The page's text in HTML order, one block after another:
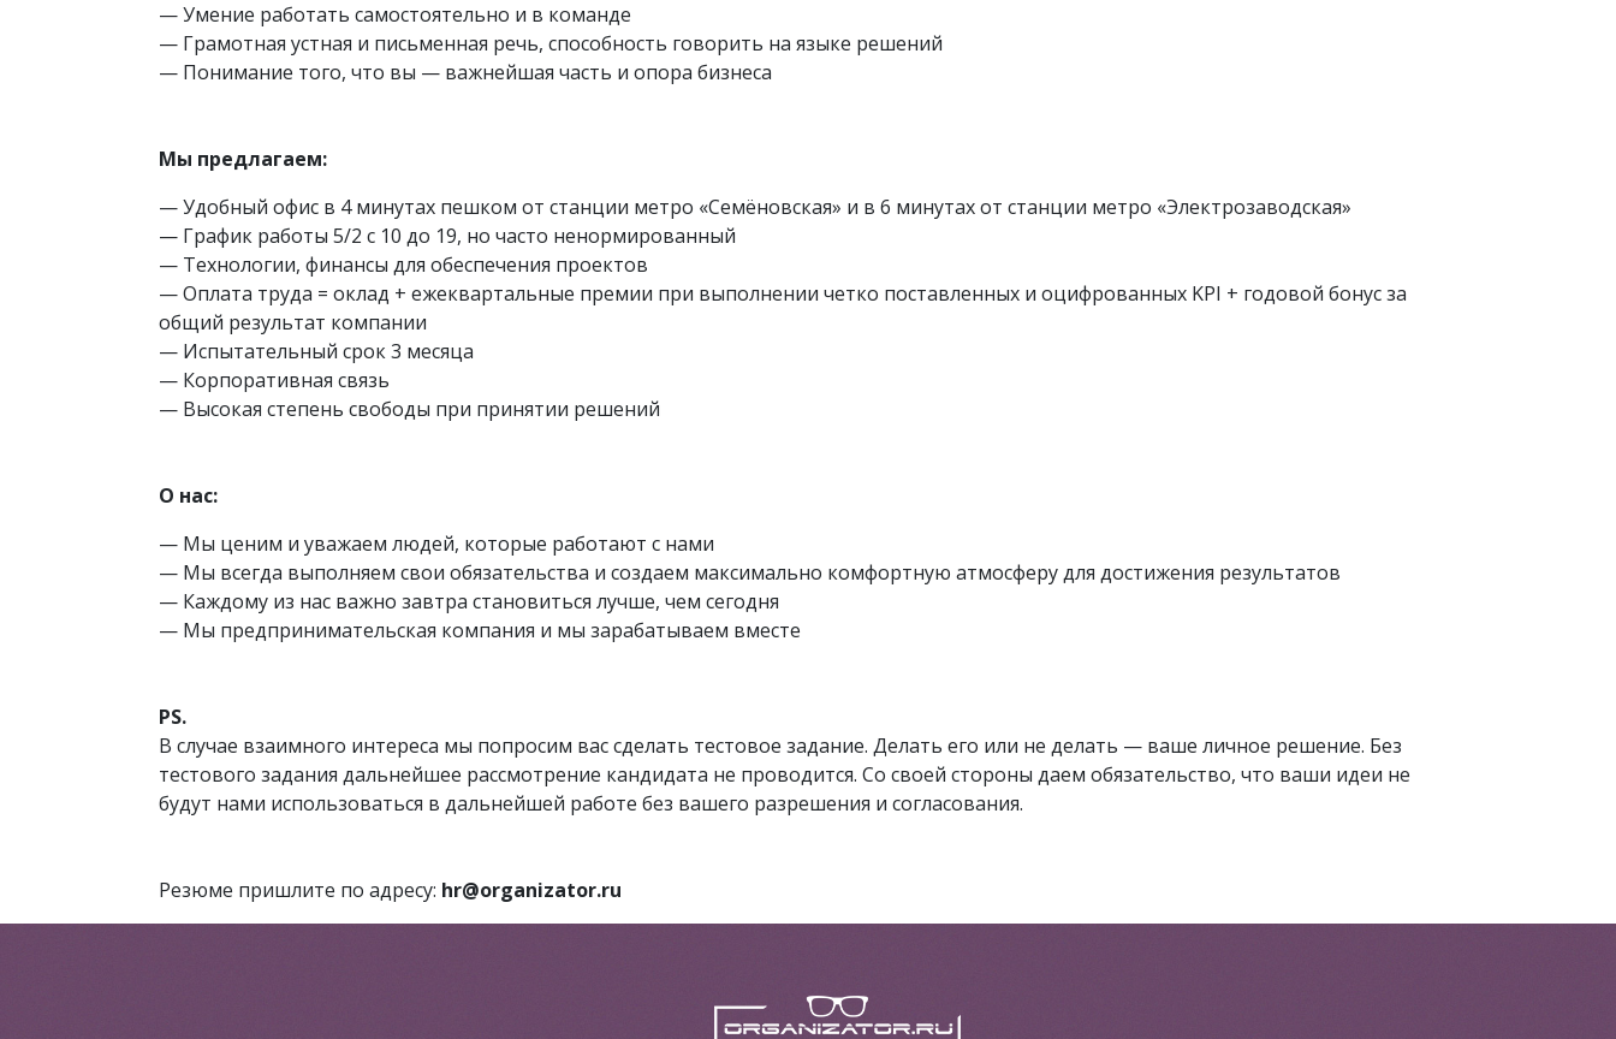
— Умение работать самостоятельно и в команде
— Грамотная устная и письменная речь, способность говорить на языке решений
— Понимание того, что вы — важнейшая часть и опора бизнеса
Мы предлагаем:
— Удобный офис в 4 минутах пешком от станции метро «Семёновская» и в 6 минутах от станции метро «Электрозаводская»
— График работы 5/2 с 10 до 19, но часто ненормированный
— Технологии, финансы для обеспечения проектов
— Оплата труда = оклад + ежеквартальные премии при выполнении четко поставленных и оцифрованных KPI + годовой бонус за
общий результат компании
— Испытательный срок 3 месяца
— Корпоративная связь
— Высокая степень свободы при принятии решений
О нас:
— Мы ценим и уважаем людей, которые работают с нами
— Мы всегда выполняем свои обязательства и создаем максимально комфортную атмосферу для достижения результатов
— Каждому из нас важно завтра становиться лучше, чем сегодня
— Мы предпринимательская компания и мы зарабатываем вместе
PS.
В случае взаимного интереса мы попросим вас сделать тестовое задание. Делать его или не делать — ваше личное решение. Без
тестового задания дальнейшее рассмотрение кандидата не проводится. Со своей стороны даем обязательство, что ваши идеи не
будут нами использоваться в дальнейшей работе без вашего разрешения и согласования.
Резюме пришлите по адресу: hr@organizator.ru